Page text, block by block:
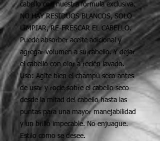
cabello con nuestra fórmula exclusiva.
NO HAY RESIDUOS BLANCOS, SOLO
LIMPIAR, RE-FRESCAR EL CABELLO.
Puede absorber aceite adicional y
agregar volumen a su cabello. Y dejar
el cabello con olor a recién lavado.
Uso: Agite bien el champú seco antes
de usar y rocíe sobre el cabello seco
desde la mitad del cabello hasta las
puntas para una mayor manejabilidad
y un brillo impecable. No enjuague.
Estilo como se desee.